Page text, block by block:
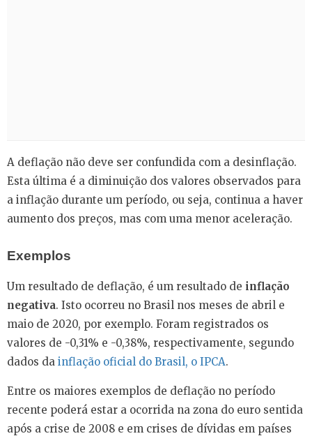
A deflação não deve ser confundida com a desinflação.
Esta última é a diminuição dos valores observados para
a inflação durante um período, ou seja, continua a haver
aumento dos preços, mas com uma menor aceleração.
Exemplos
Um resultado de deflação, é um resultado de inflação
negativa. Isto ocorreu no Brasil nos meses de abril e
maio de 2020, por exemplo. Foram registrados os
valores de -0,31% e -0,38%, respectivamente, segundo
dados da inflação oficial do Brasil, o IPCA.
Entre os maiores exemplos de deflação no período
recente poderá estar a ocorrida na zona do euro sentida
após a crise de 2008 e em crises de dívidas em países